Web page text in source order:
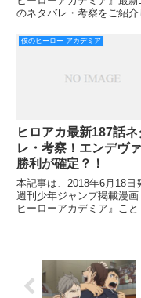
のネタバレ・考察をご紹介
ーの人生相談完結とかっち
闇が垣間見えた回でしたね
すぎて見てておもしろかっ
僕のヒーロー アカデミア
ヒロアカ最新187話ネ
レ・考察！エンデヴ
勝利が確定？！
本記事は、2018年6月18日
週刊少年ジャンプ掲載漫画
ヒーローアカデミア』こと
ヴァーに脳無の情報を提供
でしたね。 ホークス